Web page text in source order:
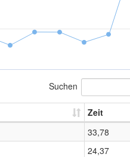
Suchen
Zeit
33,78
24,37